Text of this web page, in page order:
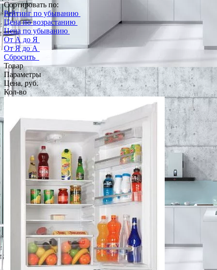
Сортировать по:
Рейтинг по убыванию
Цена по возрастанию
Цена по убыванию
От А до Я
От Я до А
Сбросить
Товар
Параметры
Цена, руб.
Кол-во